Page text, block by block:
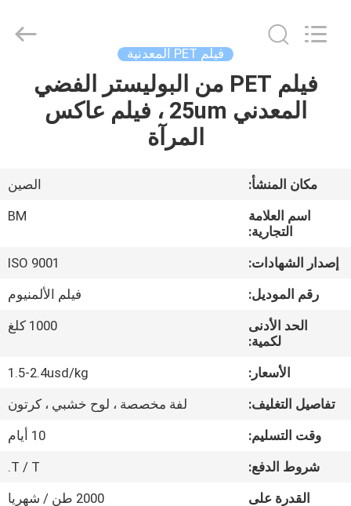
المنزل
فيديوهات
معلومات
عنا
جولة
المصنع
مراقبة
الجودة
اتصل
Exporting
فيلم PET المعدنية
فيلم PET من البوليستر الفضي
المعدني 25um ، فيلم عاكس
المرآة
مكان المنشأ:
الصين
اسم العلامة
التجارية:
BM
إصدار الشهادات:
ISO 9001
رقم الموديل:
فيلم الألمنيوم
الحد الأدنى
لكمية:
1000 كلغ
الأسعار:
1.5-2.4usd/kg
تفاصيل التغليف:
لفة مخصصة ، لوح خشبي ، كرتون
وقت التسليم:
10 أيام
شروط الدفع:
T / T.
القدرة على
2000 طن / شهريا